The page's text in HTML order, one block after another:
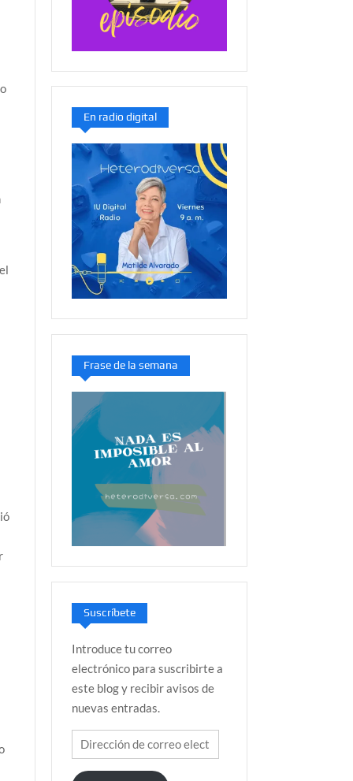
En radio digital
Frase de la semana
Suscríbete
Introduce tu correo
electrónico para suscribirte a
este blog y recibir avisos de
nuevas entradas.
Dirección
de
correo